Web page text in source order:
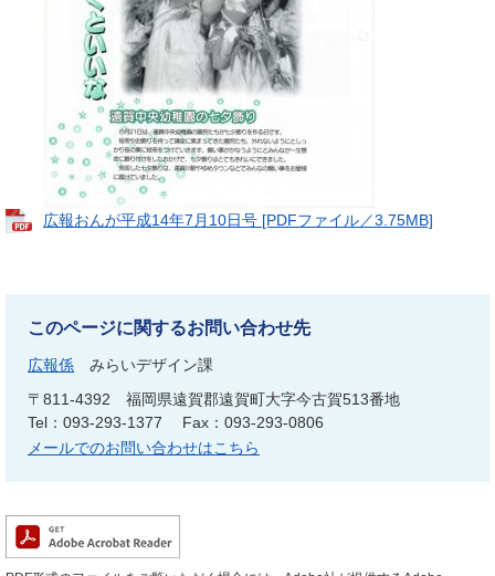
広報おんが平成14年7月10日号 [PDFファイル／3.75MB]
このページに関するお問い合わせ先
広報係
みらいデザイン課
〒811-4392
福岡県遠賀郡遠賀町大字今古賀513番地
Tel：093-293-1377
Fax：093-293-0806
メールでのお問い合わせはこちら